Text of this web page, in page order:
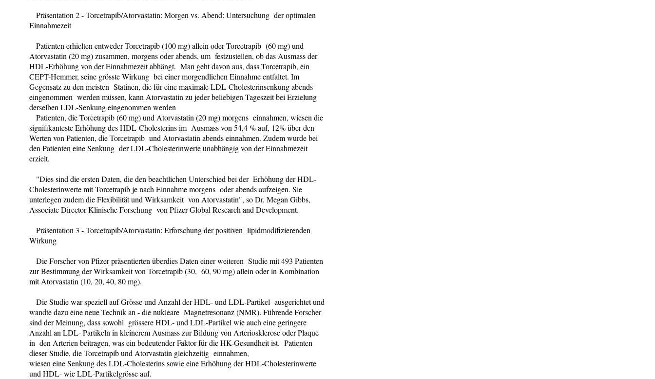
Präsentation 2 - Torcetrapib/Atorvastatin: Morgen vs. Abend: Untersuchung der optimalen
Einnahmezeit
Patienten erhielten entweder Torcetrapib (100 mg) allein oder Torcetrapib (60 mg) und
Atorvastatin (20 mg) zusammen, morgens oder abends, um festzustellen, ob das Ausmass der
HDL-Erhöhung von der Einnahmezeit abhängt. Man geht davon aus, dass Torcetrapib, ein
CEPT-Hemmer, seine grösste Wirkung bei einer morgendlichen Einnahme entfaltet. Im
Gegensatz zu den meisten Statinen, die für eine maximale LDL-Cholesterinsenkung abends
eingenommen werden müssen, kann Atorvastatin zu jeder beliebigen Tageszeit bei Erzielung
derselben LDL-Senkung eingenommen werden
Patienten, die Torcetrapib (60 mg) und Atorvastatin (20 mg) morgens einnahmen, wiesen die
signifikanteste Erhöhung des HDL-Cholesterins im Ausmass von 54,4 % auf, 12% über den
Werten von Patienten, die Torcetrapib und Atorvastatin abends einnahmen. Zudem wurde bei
den Patienten eine Senkung der LDL-Cholesterinwerte unabhängig von der Einnahmezeit
erzielt.
"Dies sind die ersten Daten, die den beachtlichen Unterschied bei der Erhöhung der HDL-
Cholesterinwerte mit Torcetrapib je nach Einnahme morgens oder abends aufzeigen. Sie
unterlegen zudem die Flexibilität und Wirksamkeit von Atorvastatin", so Dr. Megan Gibbs,
Associate Director Klinische Forschung von Pfizer Global Research and Development.
Präsentation 3 - Torcetrapib/Atorvastatin: Erforschung der positiven lipidmodifizierenden
Wirkung
Die Forscher von Pfizer präsentierten überdies Daten einer weiteren Studie mit 493 Patienten
zur Bestimmung der Wirksamkeit von Torcetrapib (30, 60, 90 mg) allein oder in Kombination
mit Atorvastatin (10, 20, 40, 80 mg).
Die Studie war speziell auf Grösse und Anzahl der HDL- und LDL-Partikel ausgerichtet und
wandte dazu eine neue Technik an - die nukleare Magnetresonanz (NMR). Führende Forscher
sind der Meinung, dass sowohl grössere HDL- und LDL-Partikel wie auch eine geringere
Anzahl an LDL- Partikeln in kleinerem Ausmass zur Bildung von Arteriosklerose oder Plaque
in den Arterien beitragen, was ein bedeutender Faktor für die HK-Gesundheit ist. Patienten
dieser Studie, die Torcetrapib und Atorvastatin gleichzeitig einnahmen,
wiesen eine Senkung des LDL-Cholesterins sowie eine Erhöhung der HDL-Cholesterinwerte
und HDL- wie LDL-Partikelgrösse auf.